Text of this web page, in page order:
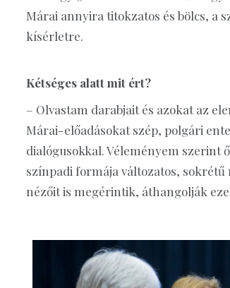
Márai annyira titokzatos és bölcs, a
kísérletre.
Kétséges alatt mit ért?
– Olvastam darabjait és azokat az
Márai-előadásokat szép, polgári
dialógusokkal. Véleményem szerint
színpadi formája változatos,
nézőit is megérintik, áthangolják